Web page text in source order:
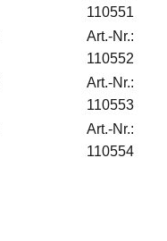
110551
Art.-Nr.:
110552
Art.-Nr.:
110553
Art.-Nr.:
110554